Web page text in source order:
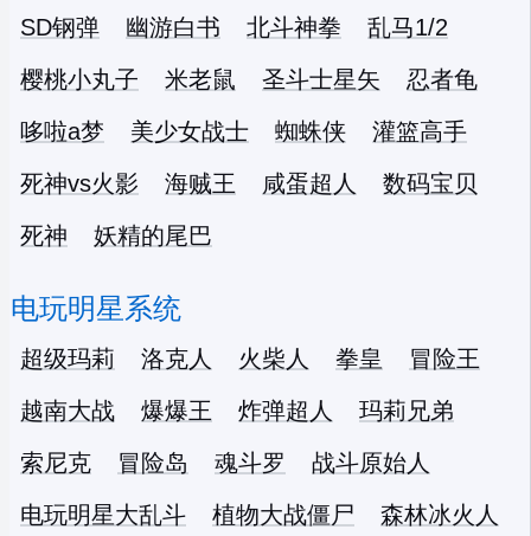
SD钢弹
幽游白书 北斗神拳
乱马1/2
樱桃小丸子
米老鼠 圣斗士星矢
忍者龟
哆啦a梦
美少女战士 蜘蛛侠
灌篮高手
死神vs火影
海贼王 咸蛋超人
数码宝贝
死神
妖精的尾巴
电玩明星系统
超级玛莉 洛克人 火柴人 拳皇
冒险王
越南大战
爆爆王 炸弹超人
玛莉兄弟
索尼克
冒险岛 魂斗罗
战斗原始人
电玩明星大乱斗
植物大战僵尸
森林冰火人